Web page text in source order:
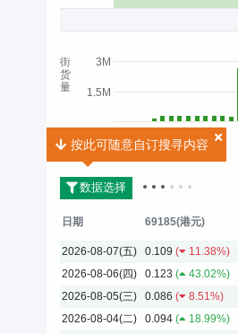
1.5M
3M
2026
街
货
量
数据选择
按此可随意自订搜寻内容
日期 69185(港元)
2026-08-07(五)
0.109 ( 11.38%)
2026-08-06(四)
0.123 ( 43.02%)
2026-08-05(三)
0.086 ( 8.51%)
2026-08-04(二)
0.094 ( 18.99%)